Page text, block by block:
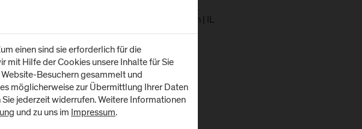
| 1. WS 2026 | Einführung in die Physiotherapie | SE
| 1. WS 2026 | Physikalische Medizin und Methoden | IL
3. WS 2026 | PT-Prozess Traumatologie 1 | IL
5. WS 2026 | Berufspraktikum 3 | IT
einen sind sie erforderlich für die
mit Hilfe der Cookies unsere Inhalte für Sie
Besuchern gesammelt und
möglicherweise zur Übermittlung Ihrer Daten
jederzeit widerrufen. Weitere Informationen
und zu uns im Impressum.